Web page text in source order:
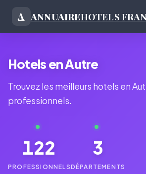
A ANNUAIREHOTELS
Hotels en Autre
Trouvez les meilleurs hotels en
professionnels.
122
PROFESSIONNELS
3
DÉPARTEMENTS